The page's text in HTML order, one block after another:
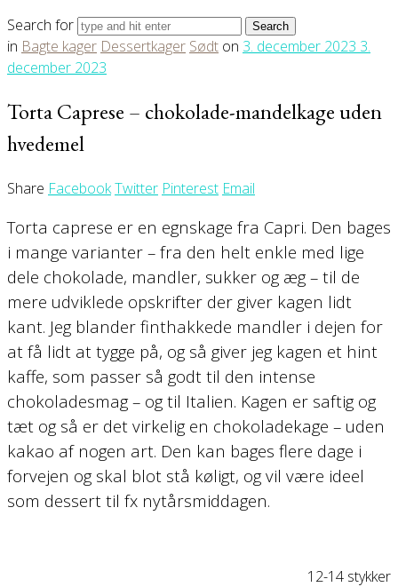
Search for
in Bagte kager Dessertkager Sødt on 3. december 2023 3.
december 2023
Torta Caprese – chokolade-mandelkage uden
hvedemel
Share FacebookTwitter Pinterest Email
Torta caprese er en egnskage fra Capri. Den bages
i mange varianter – fra den helt enkle med lige
dele chokolade, mandler, sukker og æg – til de
mere udviklede opskrifter der giver kagen lidt
kant. Jeg blander finthakkede mandler i dejen for
at få lidt at tygge på, og så giver jeg kagen et hint
kaffe, som passer så godt til den intense
chokoladesmag – og til Italien. Kagen er saftig og
tæt og så er det virkelig en chokoladekage – uden
kakao af nogen art. Den kan bages flere dage i
forvejen og skal blot stå køligt, og vil være ideel
som dessert til fx nytårsmiddagen.
12-14 stykker